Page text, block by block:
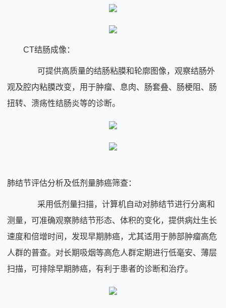
CT结肠成像：
可提供高质量的结肠粘膜和轮廓图像，观察结肠外
观及腔内粘膜改变，用于肿瘤、息肉、肠套叠、肠梗阻、肠
扭转、溃疡性结肠炎等的诊断。
肺结节评估分析及低剂量肺癌筛查：
采用低剂量扫描，计算机自动对肺结节进行分离和
测量，可准确观察肺结节形态、体积的变化，提供病灶生长
速度和倍增时间，发现早期肺癌，尤其适用于肺部肿瘤高危
人群的普查。对长期吸烟等高危人群定期进行低毫安、薄层
扫描，可排除早期肺癌，有利于患者的诊断和治疗。